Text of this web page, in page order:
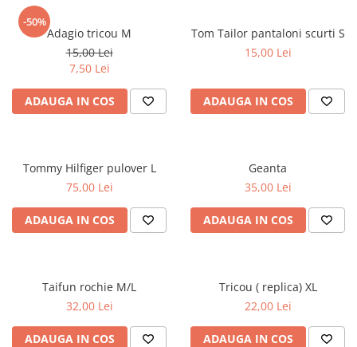
-50%
Adagio tricou M
15,00 Lei
7,50 Lei
ADAUGA IN COS
Tom Tailor pantaloni scurti S
15,00 Lei
ADAUGA IN COS
Tommy Hilfiger pulover L
75,00 Lei
ADAUGA IN COS
Geanta
35,00 Lei
ADAUGA IN COS
Taifun rochie M/L
32,00 Lei
ADAUGA IN COS
Tricou ( replica) XL
22,00 Lei
ADAUGA IN COS